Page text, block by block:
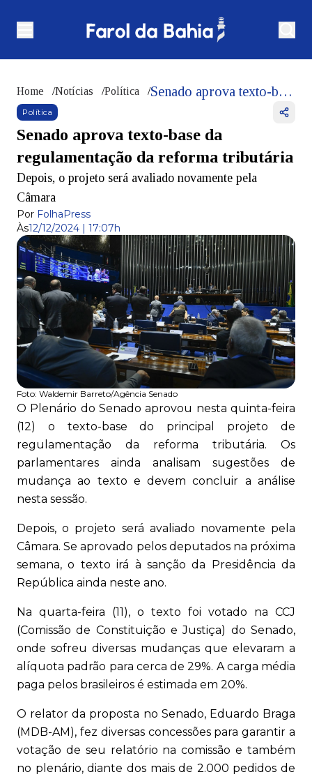
Home /Notícias /Política / Senado aprova texto-base da regulamentação da reforma tributária
Política
Senado aprova texto-base da
regulamentação da reforma tributária
Depois, o projeto será avaliado novamente pela
Câmara
Por FolhaPress
Às12/12/2024 | 17:07h
Foto: Waldemir Barreto/Agência Senado
O Plenário do Senado aprovou nesta quinta-feira
(12) o texto-base do principal projeto de
regulamentação da reforma tributária. Os
parlamentares ainda analisam sugestões de
mudança ao texto e devem concluir a análise
nesta sessão.
Depois, o projeto será avaliado novamente pela
Câmara. Se aprovado pelos deputados na próxima
semana, o texto irá à sanção da Presidência da
República ainda neste ano.
Na quarta-feira (11), o texto foi votado na CCJ
(Comissão de Constituição e Justiça) do Senado,
onde sofreu diversas mudanças que elevaram a
alíquota padrão para cerca de 29%. A carga média
paga pelos brasileiros é estimada em 20%.
O relator da proposta no Senado, Eduardo Braga
(MDB-AM), fez diversas concessões para garantir a
votação de seu relatório na comissão e também
no plenário, diante dos mais de 2.000 pedidos de